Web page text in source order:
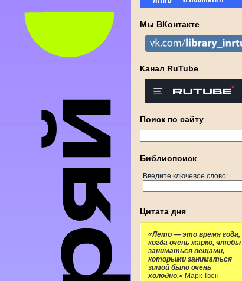
Мы ВКонтакте
Канал RuTube
Поиск по сайту
Библиопоиск
Введите ключевое слово:
Цитата дня
«Лето — это время года,
когда очень жарко, чтобы
заниматься вещами,
которыми заниматься
зимой было очень
холодно.» Марк Твен